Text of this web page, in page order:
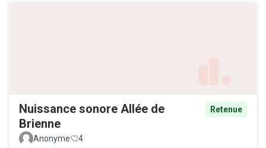
Nuissance sonore Allée de
Brienne
Retenue
Anonyme 4